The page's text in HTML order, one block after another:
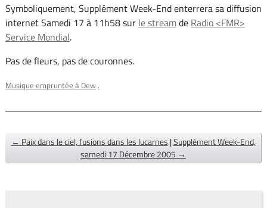
Symboliquement, Supplément Week-End enterrera sa diffusion
internet Samedi 17 à 11h58 sur le streamde Radio <FMR>
Service Mondial.
Pas de fleurs, pas de couronnes.
Musique empruntée à Dew .
← Paix dans le ciel, fusions dans les lucarnes |Supplément Week-End,
samedi 17 Décembre 2005 →